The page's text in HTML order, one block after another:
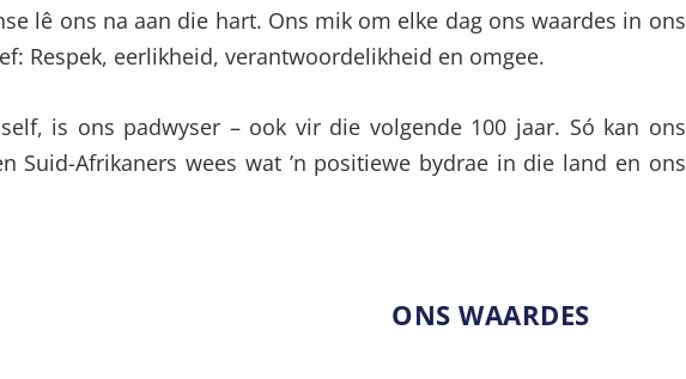
lê ons na aan die hart. Ons mik om elke dag ons waardes in ons
Respek, eerlikheid, verantwoordelikheid en omgee.
is ons padwyser – ook vir die volgende 100 jaar. Só kan ons
Suid-Afrikaners wees wat ’n positiewe bydrae in die land en ons
ONS WAARDES